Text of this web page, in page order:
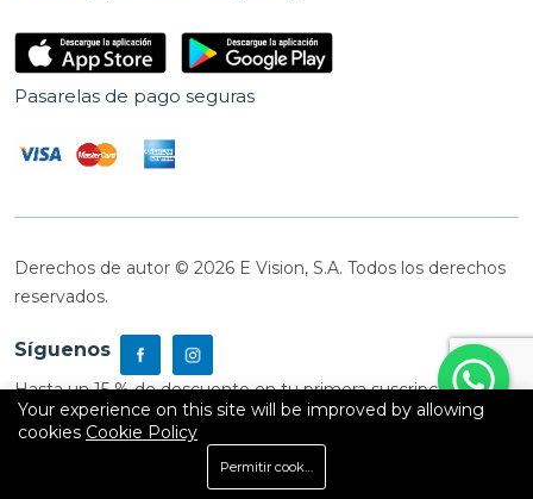
Pasarelas de pago seguras
Derechos de autor © 2026 E Vision, S.A. Todos los derechos
reservados.
Síguenos
Hasta un 15 % de descuento en tu primera suscripción
Carrito
Your experience on this site will be improved by allowing
cookies Cookie Policy
Permitir cookies